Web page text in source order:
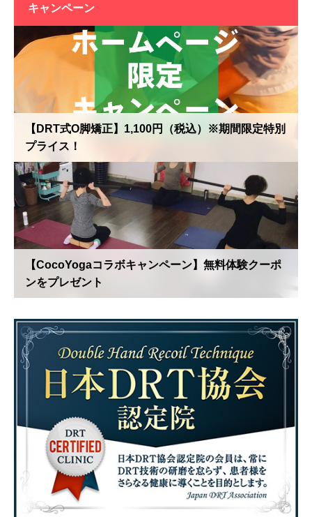
キャンペーン
【DRT式O脚矯正】1,100円（税込）※期間限定特別
プライス！
【CocoYogaコラボキャンペーン】無料体験クーポ
ンをプレゼント